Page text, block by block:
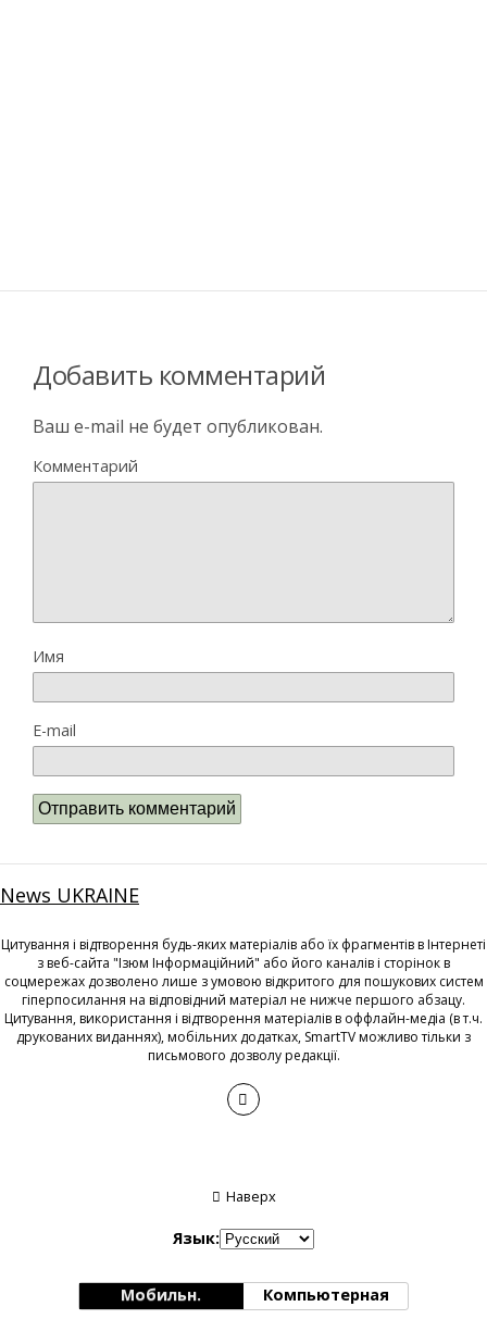
Добавить комментарий
Ваш e-mail не будет опубликован.
Комментарий
Имя
E-mail
News UKRAINE
Цитування і відтворення будь-яких матеріалів або їх фрагментів в Інтернеті
з веб-сайта "Ізюм Інформаційний" або його каналів і сторінок в
соцмережах дозволено лише з умовою відкритого для пошукових систем
гіперпосилання на відповідний матеріал не нижче першого абзацу.
Цитування, використання і відтворення матеріалів в оффлайн-медіа (в т.ч.
друкованих виданнях), мобільних додатках, SmartTV можливо тільки з
письмового дозволу редакції.
Наверх
Язык:
Мобильн. Компьютерная